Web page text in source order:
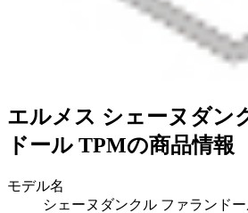
エルメス シェーヌダン
ドール TPMの商品情報
モデル名
シェーヌダンクル ファランド